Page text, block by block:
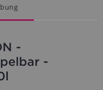
-
-